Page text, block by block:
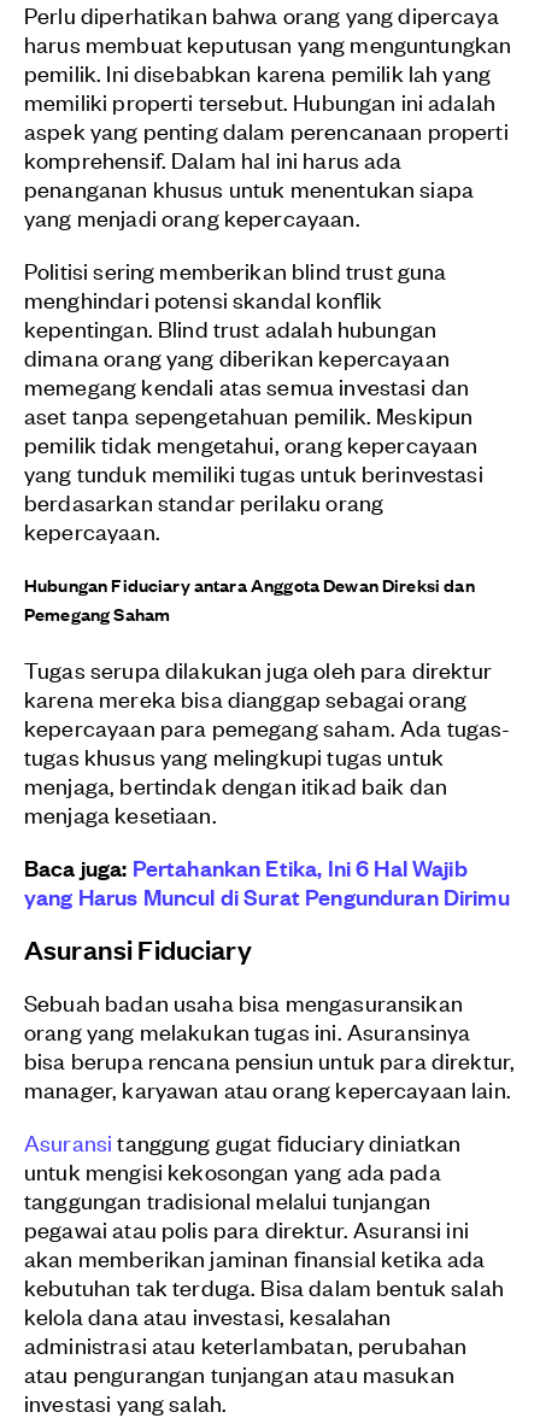
Perlu diperhatikan bahwa orang yang dipercaya
harus membuat keputusan yang menguntungkan
pemilik. Ini disebabkan karena pemilik lah yang
memiliki properti tersebut. Hubungan ini adalah
aspek yang penting dalam perencanaan properti
komprehensif. Dalam hal ini harus ada
penanganan khusus untuk menentukan siapa
yang menjadi orang kepercayaan.
Politisi sering memberikan blind trust guna
menghindari potensi skandal konflik
kepentingan. Blind trust adalah hubungan
dimana orang yang diberikan kepercayaan
memegang kendali atas semua investasi dan
aset tanpa sepengetahuan pemilik. Meskipun
pemilik tidak mengetahui, orang kepercayaan
yang tunduk memiliki tugas untuk berinvestasi
berdasarkan standar perilaku orang
kepercayaan.
Hubungan Fiduciary antara Anggota Dewan Direksi dan
Pemegang Saham
Tugas serupa dilakukan juga oleh para direktur
karena mereka bisa dianggap sebagai orang
kepercayaan para pemegang saham. Ada tugas-
tugas khusus yang melingkupi tugas untuk
menjaga, bertindak dengan itikad baik dan
menjaga kesetiaan.
Baca juga: Pertahankan Etika, Ini 6 Hal Wajib
yang Harus Muncul di Surat Pengunduran Dirimu
Asuransi Fiduciary
Sebuah badan usaha bisa mengasuransikan
orang yang melakukan tugas ini. Asuransinya
bisa berupa rencana pensiun untuk para direktur,
manager, karyawan atau orang kepercayaan lain.
Asuransi tanggung gugat fiduciary diniatkan
untuk mengisi kekosongan yang ada pada
tanggungan tradisional melalui tunjangan
pegawai atau polis para direktur. Asuransi ini
akan memberikan jaminan finansial ketika ada
kebutuhan tak terduga. Bisa dalam bentuk salah
kelola dana atau investasi, kesalahan
administrasi atau keterlambatan, perubahan
atau pengurangan tunjangan atau masukan
investasi yang salah.